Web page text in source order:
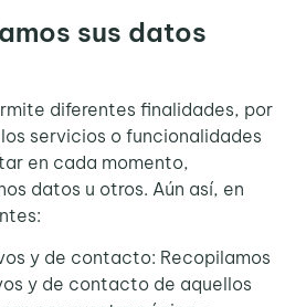
sus datos
diferentes finalidades, por
servicios o funcionalidades
en cada momento,
datos u otros. Aún así, en
y de contacto: Recopilamos
y de contacto de aquellos